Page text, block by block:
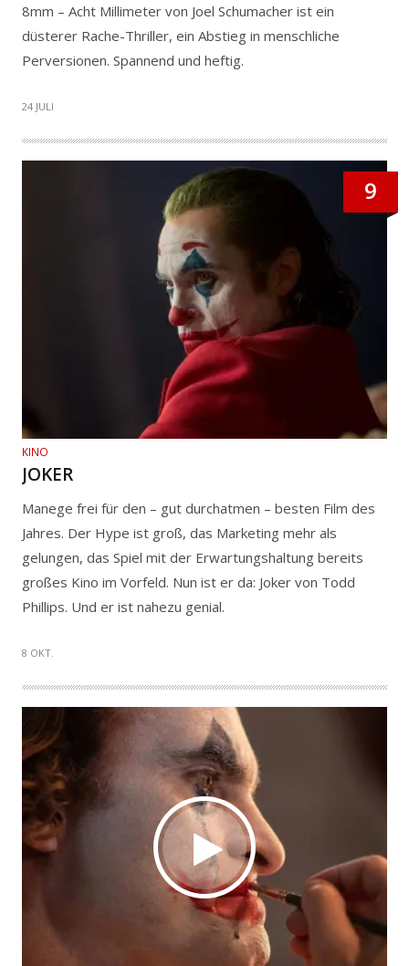
8mm – Acht Millimeter von Joel Schumacher ist ein
düsterer Rache-Thriller, ein Abstieg in menschliche
Perversionen. Spannend und heftig.
24 JULI
9
KINO
JOKER
Manege frei für den – gut durchatmen – besten Film des
Jahres. Der Hype ist groß, das Marketing mehr als
gelungen, das Spiel mit der Erwartungshaltung bereits
großes Kino im Vorfeld. Nun ist er da: Joker von Todd
Phillips. Und er ist nahezu genial.
8 OKT.